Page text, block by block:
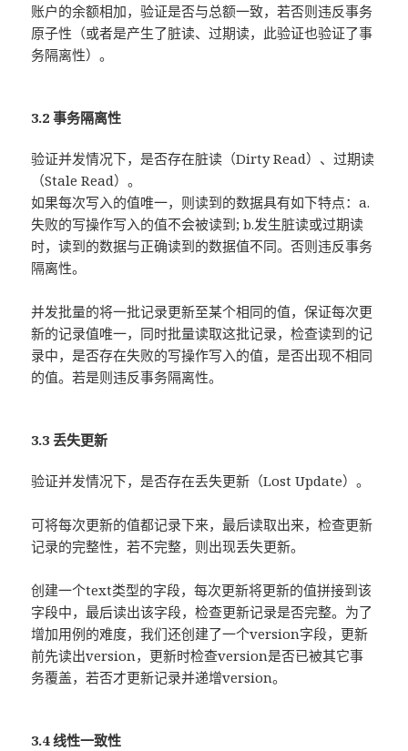
账户的余额相加，验证是否与总额一致，若否则违反事务
原子性（或者是产生了脏读、过期读，此验证也验证了事
务隔离性）。
3.2 事务隔离性
验证并发情况下，是否存在脏读（Dirty Read）、过期读
（Stale Read）。
如果每次写入的值唯一，则读到的数据具有如下特点：a.
失败的写操作写入的值不会被读到; b.发生脏读或过期读
时，读到的数据与正确读到的数据值不同。否则违反事务
隔离性。
并发批量的将一批记录更新至某个相同的值，保证每次更
新的记录值唯一，同时批量读取这批记录，检查读到的记
录中，是否存在失败的写操作写入的值，是否出现不相同
的值。若是则违反事务隔离性。
3.3 丢失更新
验证并发情况下，是否存在丢失更新（Lost Update）。
可将每次更新的值都记录下来，最后读取出来，检查更新
记录的完整性，若不完整，则出现丢失更新。
创建一个text类型的字段，每次更新将更新的值拼接到该
字段中，最后读出该字段，检查更新记录是否完整。为了
增加用例的难度，我们还创建了一个version字段，更新
前先读出version，更新时检查version是否已被其它事
务覆盖，若否才更新记录并递增version。
3.4 线性一致性